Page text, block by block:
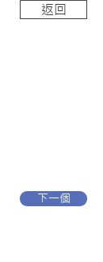
返回
下一個